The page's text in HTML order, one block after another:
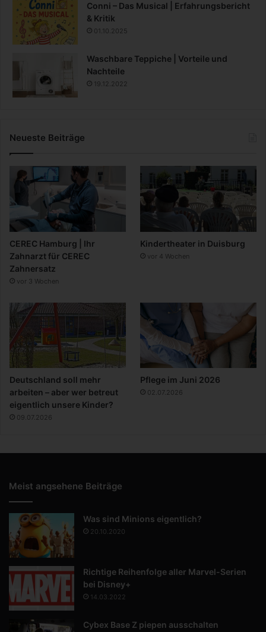
Conni – Das Musical | Erfahrungsbericht
& Kritik
01.10.2025
Waschbare Teppiche | Vorteile und
Nachteile
19.12.2022
Neueste Beiträge
CEREC Hamburg | Ihr
Zahnarzt für CEREC
Zahnersatz
vor 3 Wochen
Kindertheater in Duisburg
vor 4 Wochen
Deutschland soll mehr
arbeiten – aber wer betreut
eigentlich unsere Kinder?
09.07.2026
Pflege im Juni 2026
02.07.2026
Meist angsehene Beiträge
Was sind Minions eigentlich?
20.10.2020
Richtige Reihenfolge aller Marvel-Serien
bei Disney+
14.03.2022
Cybex Base Z piepen ausschalten